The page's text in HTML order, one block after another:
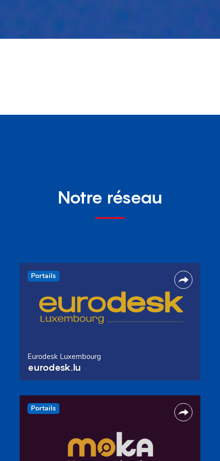
Notre réseau
Portails
Eurodesk Luxembourg
eurodesk.lu
Portails